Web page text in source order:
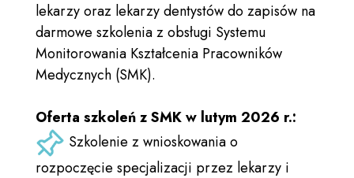
lekarzy oraz lekarzy dentystów do zapisów na
darmowe szkolenia z obsługi Systemu
Monitorowania Kształcenia Pracowników
Medycznych (SMK).
Oferta szkoleń z SMK w lutym 2026 r.:
Szkolenie z wnioskowania o
rozpoczęcie specjalizacji przez lekarzy i